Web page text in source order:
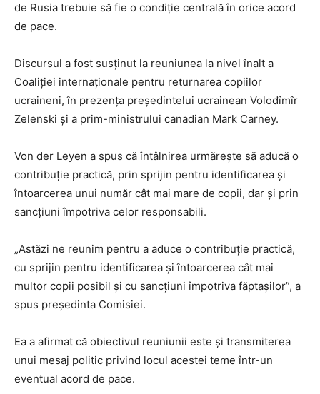
de Rusia trebuie să fie o condiție centrală în orice acord
de pace.
Discursul a fost susținut la reuniunea la nivel înalt a
Coaliției internaționale pentru returnarea copiilor
ucraineni, în prezența președintelui ucrainean Volodîmîr
Zelenski și a prim-ministrului canadian Mark Carney.
Von der Leyen a spus că întâlnirea urmărește să aducă o
contribuție practică, prin sprijin pentru identificarea și
întoarcerea unui număr cât mai mare de copii, dar și prin
sancțiuni împotriva celor responsabili.
„Astăzi ne reunim pentru a aduce o contribuție practică,
cu sprijin pentru identificarea și întoarcerea cât mai
multor copii posibil și cu sancțiuni împotriva făptașilor”, a
spus președinta Comisiei.
Ea a afirmat că obiectivul reuniunii este și transmiterea
unui mesaj politic privind locul acestei teme într-un
eventual acord de pace.